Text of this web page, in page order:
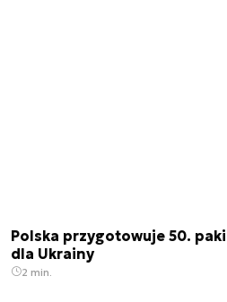
Polska przygotowuje 50.
dla Ukrainy
2 min.